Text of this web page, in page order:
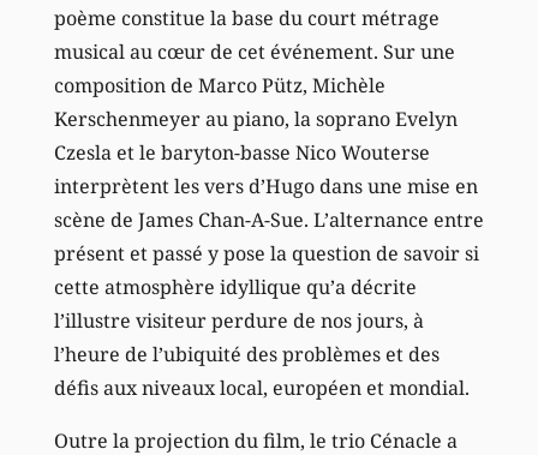
poème constitue la base du court métrage
musical au cœur de cet événement. Sur une
composition de Marco Pütz, Michèle
Kerschenmeyer au piano, la soprano Evelyn
Czesla et le baryton-basse Nico Wouterse
interprètent les vers d’Hugo dans une mise en
scène de James Chan-A-Sue. L’alternance entre
présent et passé y pose la question de savoir si
cette atmosphère idyllique qu’a décrite
l’illustre visiteur perdure de nos jours, à
l’heure de l’ubiquité des problèmes et des
défis aux niveaux local, européen et mondial.
Outre la projection du film, le trio Cénacle a